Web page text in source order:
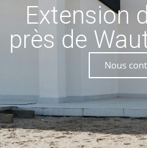
Extension
près de
Nous